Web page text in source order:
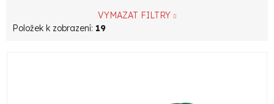
VYMAZAT FILTRY
Položek k zobrazení: 19